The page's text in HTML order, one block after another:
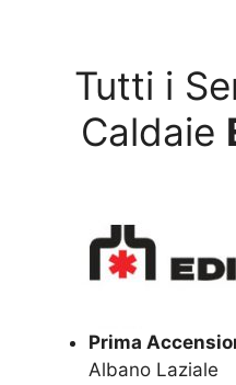
Tutti i
Caldaie
Prima
Albano Laziale